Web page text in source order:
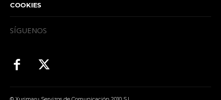
COOKIES
SÍGUENOS